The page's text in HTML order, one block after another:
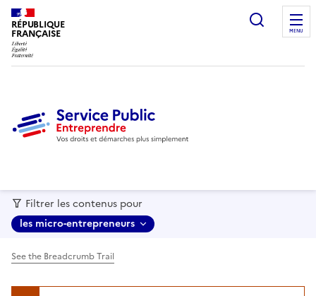
RÉPUBLIQUE
FRANÇAISE MENU
Filtrer les contenus pour
les micro-entrepreneurs
See the Breadcrumb Trail